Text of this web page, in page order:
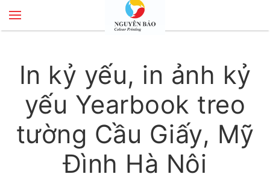
Skip to main content
In kỷ yếu, in ảnh kỷ
yếu Yearbook treo
tường Cầu Giấy, Mỹ
Đình Hà Nội